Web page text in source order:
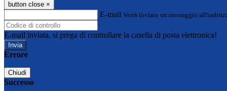
button close ×
E-mail Verrà inviato un messaggio
E-mail inviata, si prega di controllare la casella di posta elettronica!
Errore
Chiudi
Successo